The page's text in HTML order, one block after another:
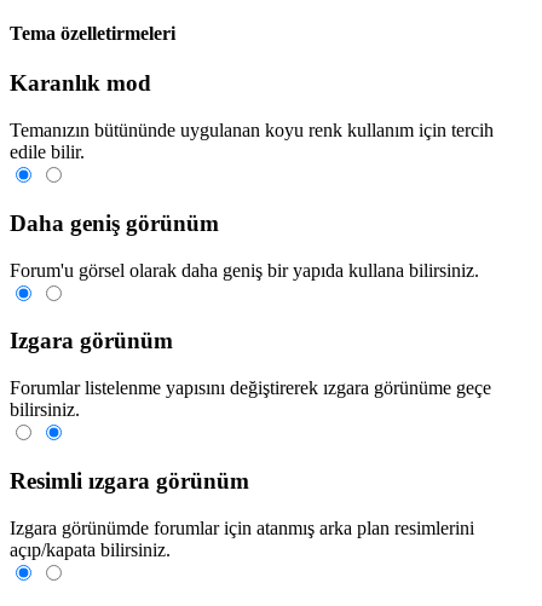
Tema özelletirmeleri
Karanlık mod
Temanızın bütününde uygulanan koyu renk kullanım için tercih
edile bilir.
Daha geniş görünüm
Forum'u görsel olarak daha geniş bir yapıda kullana bilirsiniz.
Izgara görünüm
Forumlar listelenme yapısını değiştirerek ızgara görünüme geçe
bilirsiniz.
Resimli ızgara görünüm
Izgara görünümde forumlar için atanmış arka plan resimlerini
açıp/kapata bilirsiniz.